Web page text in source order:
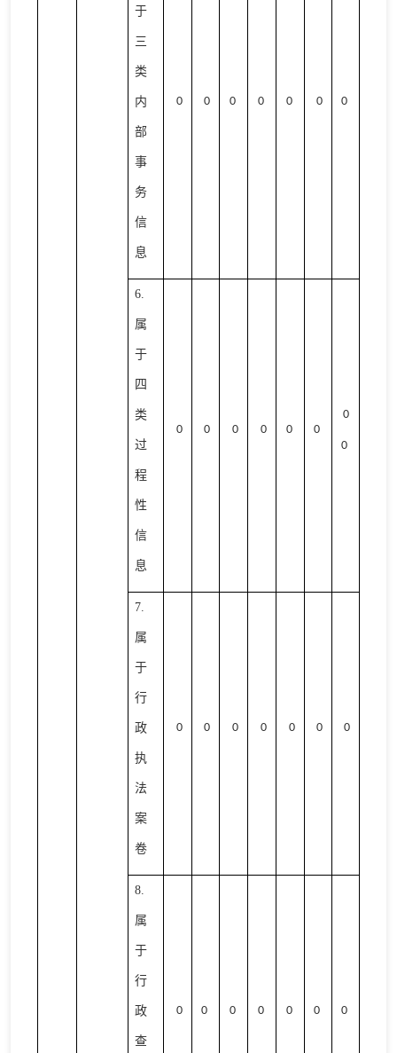
于
三
类
内
部
事
务
信
息
0 0 0 0 0 0 0
6.
属
于
四
类
过
程
性
信
息
0 0 0 0 0 0
0
0
7.
属
于
行
政
执
法
案
卷
0 0 0 0 0 0 0
8.
属
于
行
政
查
0 0 0 0 0 0 0